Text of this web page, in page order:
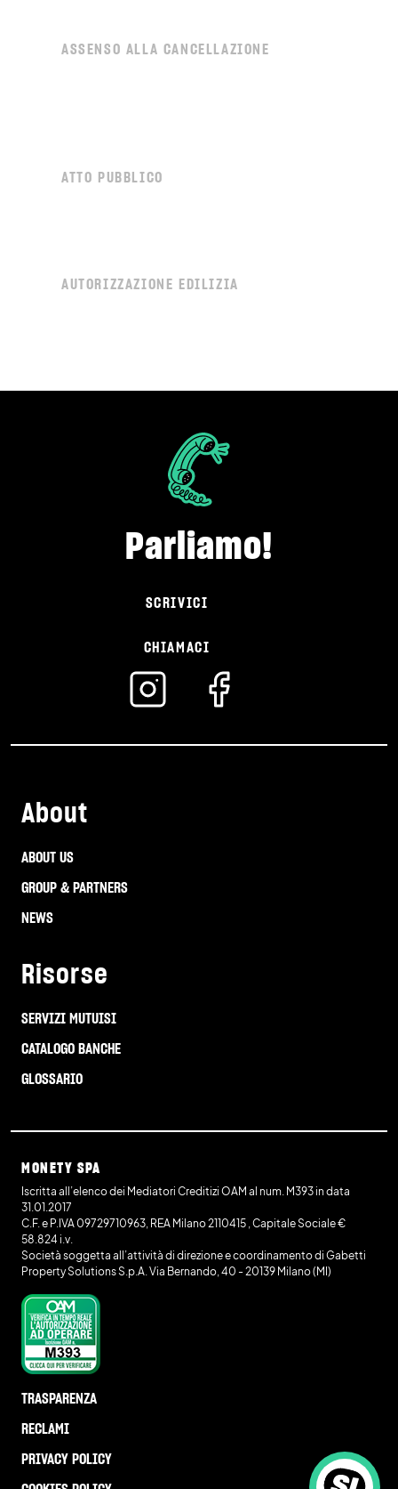
ASSENSO ALLA CANCELLAZIONE
ATTO PUBBLICO
AUTORIZZAZIONE EDILIZIA
Parliamo!
SCRIVICI
CHIAMACI
About
ABOUT US
GROUP & PARTNERS
NEWS
Risorse
SERVIZI MUTUISI
CATALOGO BANCHE
GLOSSARIO
MONETY SPA
Iscritta all’elenco dei Mediatori Creditizi OAM al num. M393 in data
31.01.2017
C.F. e P.IVA 09729710963, REA Milano 2110415 , Capitale Sociale €
58.824 i.v.
Società soggetta all’attività di direzione e coordinamento di Gabetti
Property Solutions S.p.A. Via Bernando, 40 - 20139 Milano (MI)
TRASPARENZA
RECLAMI
PRIVACY POLICY